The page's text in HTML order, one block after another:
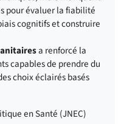
pour évaluer la fiabilité
cognitifs et construire
a renforcé la
capables de prendre du
choix éclairés basés
en Santé (JNEC)